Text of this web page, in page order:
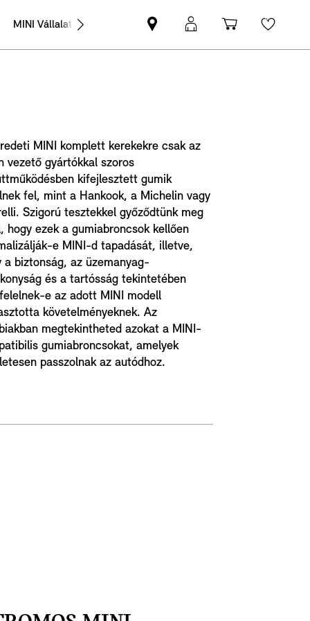
MINI Vállalati értékesítés
MINI-
partner
MyMINI
belépés
MINI komplett kerekekre csak az
vezető gyártókkal szoros
kifejlesztett gumik
fel, mint a Hankook, a Michelin vagy
Szigorú tesztekkel győződtünk meg
hogy ezek a gumiabroncsok kellően
e MINI-d tapadását, illetve,
a biztonság, az üzemanyag-
és a tartósság tekintetében
e az adott MINI modell
követelményeknek. Az
megtekintheted azokat a MINI-
gumiabroncsokat, amelyek
passzolnak az autódhoz.